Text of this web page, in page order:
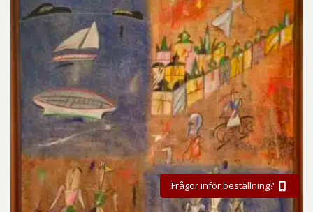
Frågor inför beställning?